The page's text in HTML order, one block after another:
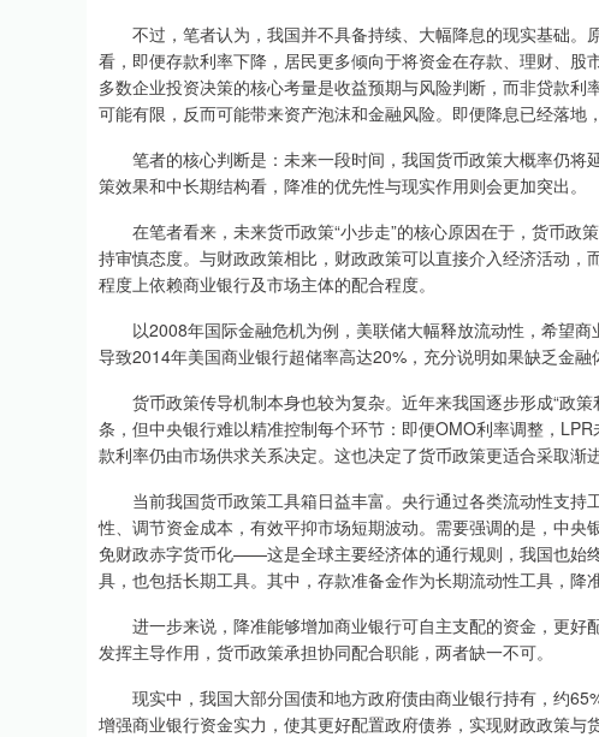
不过，笔者认为，我国并不具备持续、大幅降息的现实基础。
看，即便存款利率下降，居民更多倾向于将资金在存款、理财、股
多数企业投资决策的核心考量是收益预期与风险判断，而非贷款
可能有限，反而可能带来资产泡沫和金融风险。即便降息已经落地
笔者的核心判断是：未来一段时间，我国货币政策大概率仍将
策效果和中长期结构看，降准的优先性与现实作用则会更加突出。
在笔者看来，未来货币政策“小步走”的核心原因在于，货币政
持审慎态度。与财政政策相比，财政政策可以直接介入经济活动
程度上依赖商业银行及市场主体的配合程度。
以2008年国际金融危机为例，美联储大幅释放流动性，希望商
导致2014年美国商业银行超储率高达20%，充分说明如果缺乏金融
货币政策传导机制本身也较为复杂。近年来我国逐步形成“政
条，但中央银行难以精准控制每个环节：即便OMO利率调整，
款利率仍由市场供求关系决定。这也决定了货币政策更适合采取渐
当前我国货币政策工具箱日益丰富。央行通过各类流动性支持
性、调节资金成本，有效平抑市场短期波动。需要强调的是，中
免财政赤字货币化——这是全球主要经济体的通行规则，我国也始
具，也包括长期工具。其中，存款准备金作为长期流动性工具，降
进一步来说，降准能够增加商业银行可自主支配的资金，更好
发挥主导作用，货币政策承担协同配合职能，两者缺一不可。
现实中，我国大部分国债和地方政府债由商业银行持有，约
增强商业银行资金实力，使其更好配置政府债券，实现财政政策